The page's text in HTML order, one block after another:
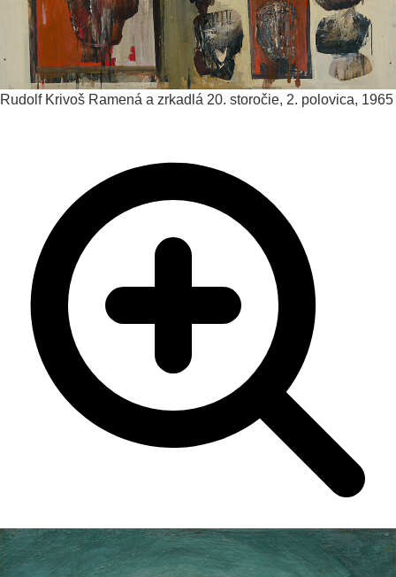
Rudolf Krivoš Ramená a zrkadlá 20. storočie, 2. polovica, 1965